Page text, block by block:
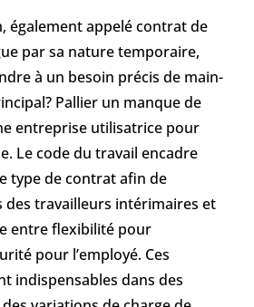
également appelé contrat de
par sa nature temporaire,
à un besoin précis de main-
Pallier un manque de
entreprise utilisatrice pour
Le code du travail encadre
type de contrat afin de
des travailleurs intérimaires et
entre flexibilité pour
pour l’employé. Ces
indispensables dans des